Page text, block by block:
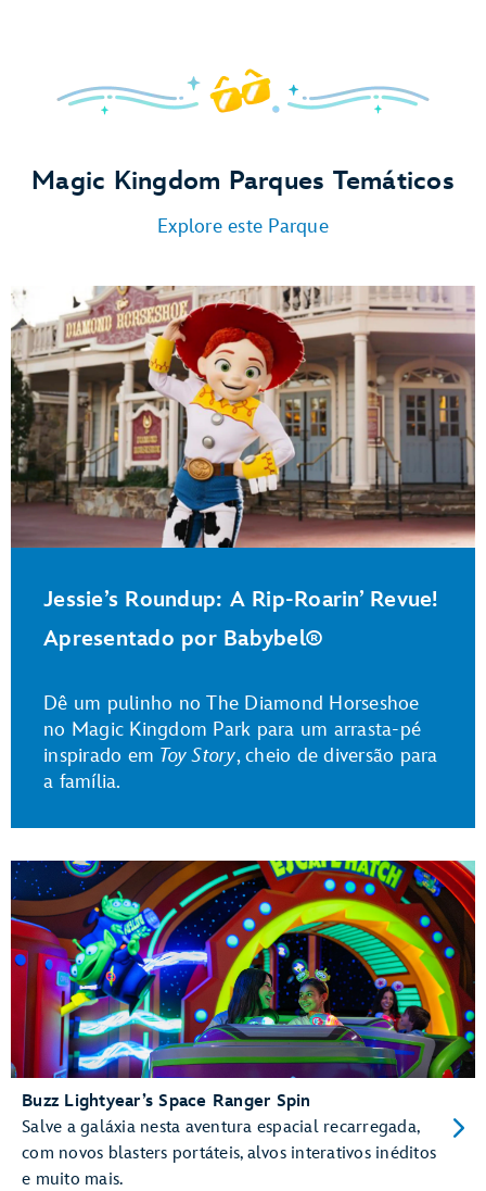
Magic Kingdom Parques Temáticos
Explore este Parque
Jessie’s Roundup: A Rip-Roarin’ Revue!
Apresentado por Babybel®
Dê um pulinho no The Diamond Horseshoe
no Magic Kingdom Park para um arrasta-pé
inspirado em Toy Story, cheio de diversão para
a família.
Buzz Lightyear’s Space Ranger Spin
Salve a galáxia nesta aventura espacial recarregada,
com novos blasters portáteis, alvos interativos inéditos
e muito mais.